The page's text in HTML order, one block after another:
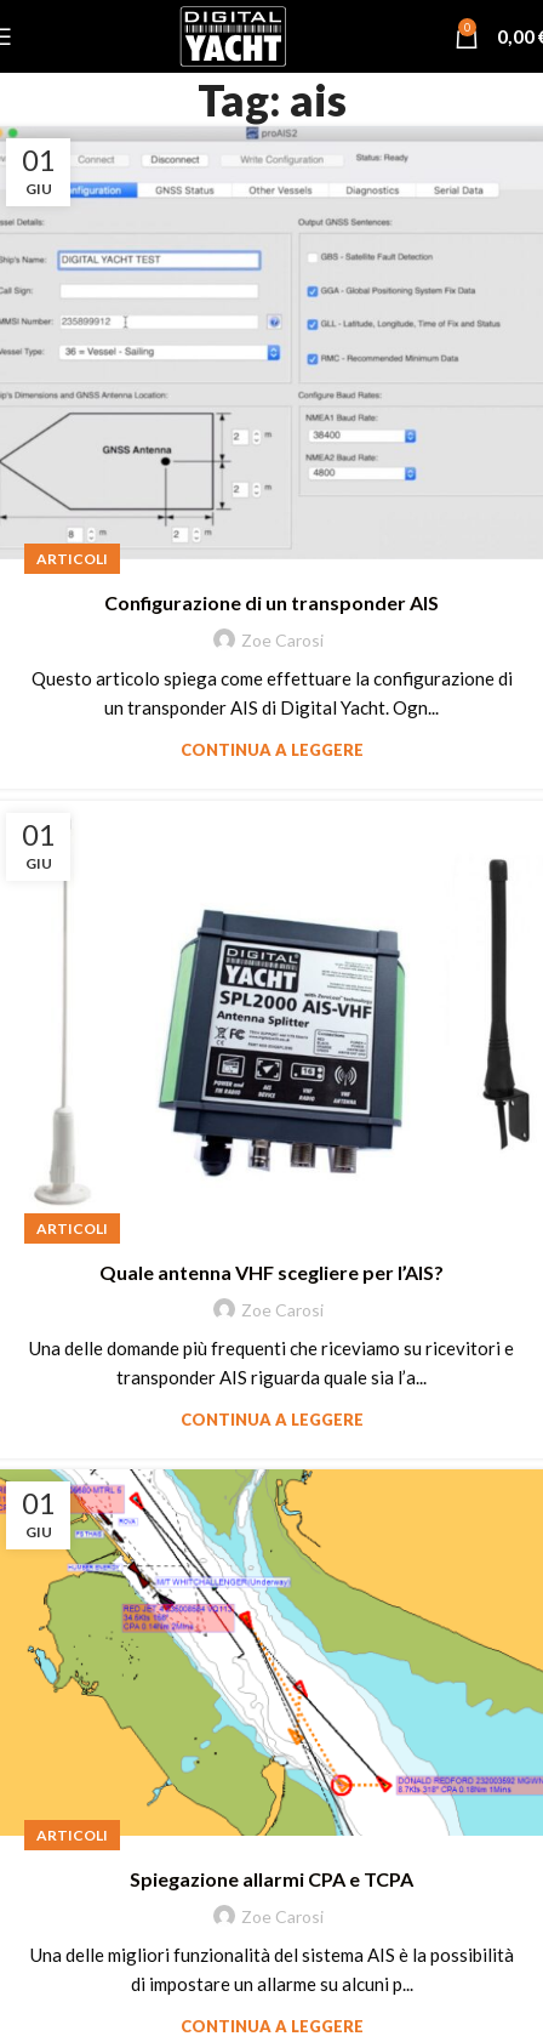
0 0,00
Tag: ais
01
GIU
ARTICOLI
Configurazione di un transponder AIS
Zoe Carosi
Questo articolo spiega come effettuare la configurazione di
un transponder AIS di Digital Yacht. Ogn...
CONTINUA A LEGGERE
01
GIU
ARTICOLI
Quale antenna VHF scegliere per l’AIS?
Zoe Carosi
Una delle domande più frequenti che riceviamo su ricevitori e
transponder AIS riguarda quale sia l’a...
CONTINUA A LEGGERE
01
GIU
ARTICOLI
Spiegazione allarmi CPA e TCPA
Zoe Carosi
Una delle migliori funzionalità del sistema AIS è la possibilità
di impostare un allarme su alcuni p...
CONTINUA A LEGGERE